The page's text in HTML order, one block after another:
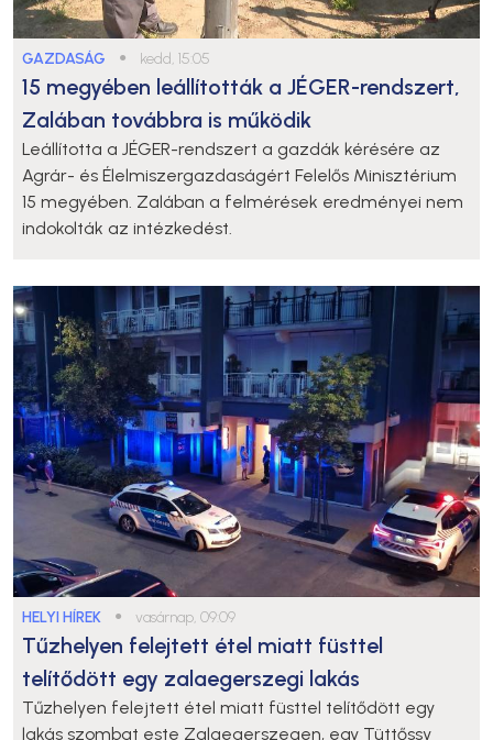
GAZDASÁG ● kedd, 15:05
15 megyében leállították a JÉGER-rendszert,
Zalában továbbra is működik
Leállította a JÉGER-rendszert a gazdák kérésére az
Agrár- és Élelmiszergazdaságért Felelős Minisztérium
15 megyében. Zalában a felmérések eredményei nem
indokolták az intézkedést.
HELYI HÍREK ● vasárnap, 09:09
Tűzhelyen felejtett étel miatt füsttel
telítődött egy zalaegerszegi lakás
Tűzhelyen felejtett étel miatt füsttel telítődött egy
lakás szombat este Zalaegerszegen, egy Tüttőssy